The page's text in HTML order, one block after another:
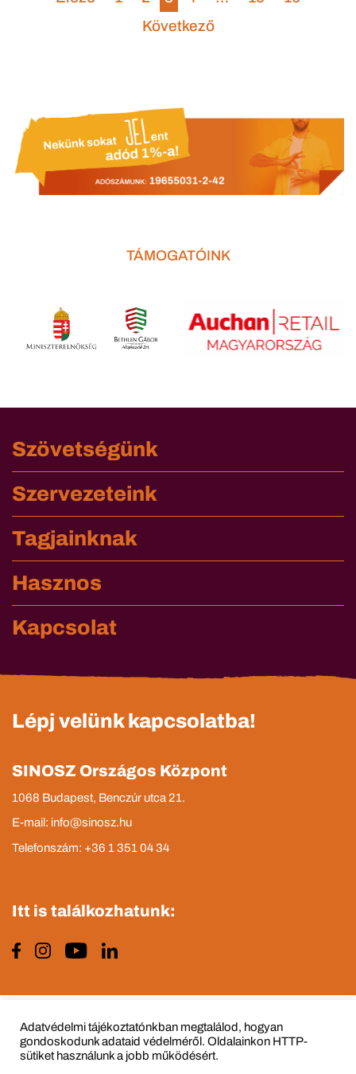
Következő
TÁMOGATÓINK
Szövetségünk
Szervezeteink
Tagjainknak
Hasznos
Kapcsolat
Lépj velünk kapcsolatba!
SINOSZ Országos Központ
1068 Budapest, Benczúr utca 21.
E-mail: info@sinosz.hu
Telefonszám: +36 1 351 04 34
Itt is találkozhatunk:
Impresszum Adatvédelmi tájékoztató
Adatvédelmi tájékoztatónkban megtalálod, hogyan
gondoskodunk adataid védelméről. Oldalainkon HTTP-
sütiket használunk a jobb működésért.